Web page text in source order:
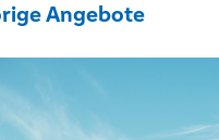
Angebote